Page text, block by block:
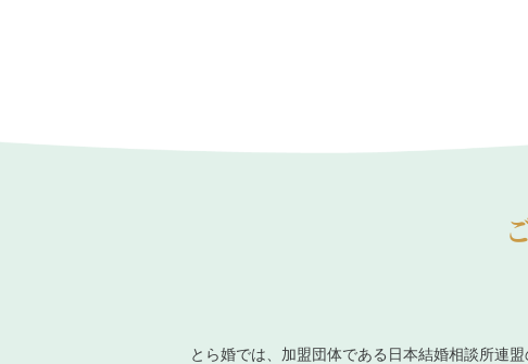
とら婚では、加盟団体である日本結婚相談所連